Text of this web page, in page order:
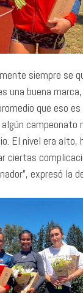
siempre se
una buena
que eso es
campeonato
El nivel era alto,
ciertas
expresó la